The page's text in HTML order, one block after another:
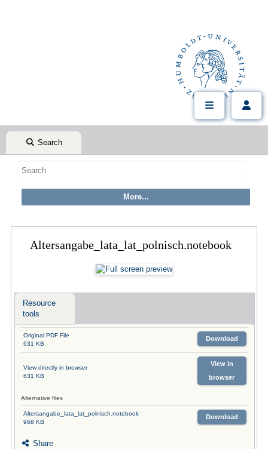
Search
Altersangabe_lata_lat_polnisch.notebook
Resource
tools
Original PDF File
631 KB
Download
View directly in browser
631 KB
View in
browser
Alternative files
Altersangabe_lata_lat_polnisch.notebook
968 KB
Download
Share